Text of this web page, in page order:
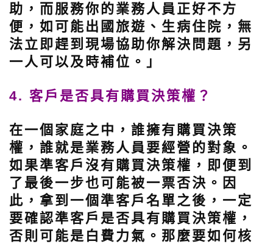
助， 而服務你的業務人員正好不方
便，如可能出國旅遊、生病住院，無
法立即趕到現場協助你解決問題，另
一人可以及時補位。」
4. 客戶是否具有購買決策權？
在一個家庭之中，誰擁有購買決策
權，誰就是業務人員要經營的對象。
如果準客戶沒有購買決策權，即便到
了最後一步也可能被一票否決。因
此，拿到一個準客戶名單之後，一定
要確認準客戶是否具有購買決策權，
否則可能是白費力氣。那麼要如何核